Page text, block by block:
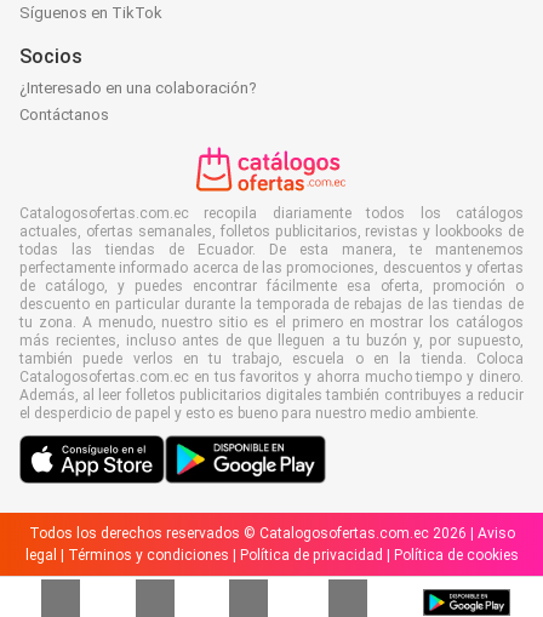
Síguenos en TikTok
Socios
¿Interesado en una colaboración?
Contáctanos
Catalogosofertas.com.ec recopila diariamente todos los catálogos
actuales, ofertas semanales, folletos publicitarios, revistas y lookbooks de
todas las tiendas de Ecuador. De esta manera, te mantenemos
perfectamente informado acerca de las promociones, descuentos y ofertas
de catálogo, y puedes encontrar fácilmente esa oferta, promoción o
descuento en particular durante la temporada de rebajas de las tiendas de
tu zona. A menudo, nuestro sitio es el primero en mostrar los catálogos
más recientes, incluso antes de que lleguen a tu buzón y, por supuesto,
también puede verlos en tu trabajo, escuela o en la tienda. Coloca
Catalogosofertas.com.ec en tus favoritos y ahorra mucho tiempo y dinero.
Además, al leer folletos publicitarios digitales también contribuyes a reducir
el desperdicio de papel y esto es bueno para nuestro medio ambiente.
Todos los derechos reservados © Catalogosofertas.com.ec 2026 | Aviso
legal
Términos y condiciones Política de privacidad Política de cookies